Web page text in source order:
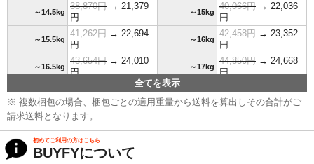
～14.5kg
38,870円 → 21,379
円
～15kg
40,066円 → 22,036
円
～15.5kg
41,262円 → 22,694
円
～16kg
42,458円 → 23,352
円
～16.5kg
43,654円 → 24,010
円
～17kg
44,850円 → 24,668
円
～17.5kg
→ 25,325
円
～18kg 円
～18.5kg
48,438円
～19.5kg
50,830円
円
全てを表示
※ 複数梱包の場合、梱包ごとの適用重量から送料を算出しその合計がご
請求送料となります。
初めてご利用の方はこちら
BUYFYについて